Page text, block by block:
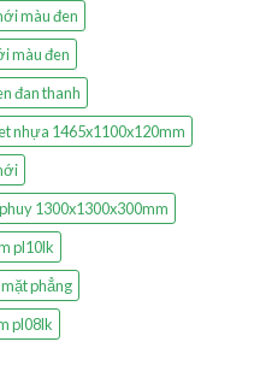
màu đen
màu đen
đan thanh
nhựa 1465x1100x120mm
1300x1300x300mm
pl10lk
phẳng
pl08lk